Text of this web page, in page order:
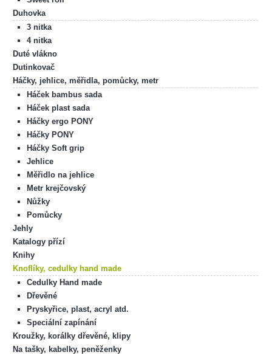
Duhovka
3 nitka
4 nitka
Duté vlákno
Dutinkovač
Háčky, jehlice, měřidla, pomůcky, metr
Háček bambus sada
Háček plast sada
Háčky ergo PONY
Háčky PONY
Háčky Soft grip
Jehlice
Měřidlo na jehlice
Metr krejčovský
Nůžky
Pomůcky
Jehly
Katalogy přízí
Knihy
Knoflíky, cedulky hand made
Cedulky Hand made
Dřevěné
Pryskyřice, plast, acryl atd.
Speciální zapínání
Kroužky, korálky dřevěné, klipy
Na tašky, kabelky, peněženky